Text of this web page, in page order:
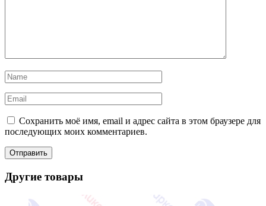
Сохранить моё имя, email и адрес сайта в этом браузере для
последующих моих комментариев.
Другие товары